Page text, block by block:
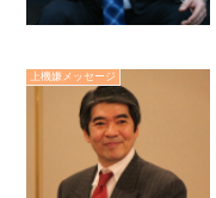
上機嫌メッセージ